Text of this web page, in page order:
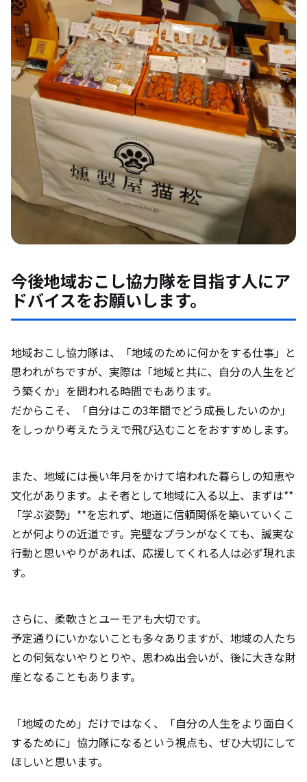
今後地域おこし協力隊を目指す人にア
ドバイスをお願いします。
地域おこし協力隊は、「地域のために何かをする仕事」と
思われがちですが、実際は「地域と共に、自分の人生をど
う築くか」を問われる時間でもあります。
だからこそ、「自分はこの3年間でどう成長したいのか」
をしっかり考えたうえで飛び込むことをおすすめします。
また、地域には長い年月をかけて培われた暮らしの知恵や
文化があります。よそ者として地域に入る以上、まずは**
「学ぶ姿勢」**を忘れず、地道に信頼関係を築いていくこ
とが何よりの近道です。完璧なプランがなくても、誠実な
行動と思いやりがあれば、応援してくれる人は必ず現れま
す。
さらに、柔軟さとユーモアも大切です。
予定通りにいかないことも多々ありますが、地域の人たち
との何気ないやりとりや、思わぬ出会いが、後に大きな財
産となることもあります。
「地域のため」だけではなく、「自分の人生をより面白く
するために」協力隊になるという視点も、ぜひ大切にして
ほしいと思います。